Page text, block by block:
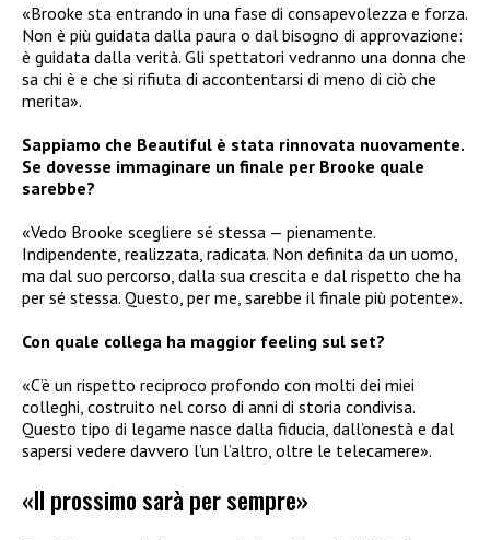
«Brooke sta entrando in una fase di consapevolezza e forza.
Non è più guidata dalla paura o dal bisogno di approvazione:
è guidata dalla verità. Gli spettatori vedranno una donna che
sa chi è e che si rifiuta di accontentarsi di meno di ciò che
merita».
Sappiamo che Beautiful è stata rinnovata nuovamente.
Se dovesse immaginare un finale per Brooke quale
sarebbe?
«Vedo Brooke scegliere sé stessa — pienamente.
Indipendente, realizzata, radicata. Non definita da un uomo,
ma dal suo percorso, dalla sua crescita e dal rispetto che ha
per sé stessa. Questo, per me, sarebbe il finale più potente».
Con quale collega ha maggior feeling sul set?
«C’è un rispetto reciproco profondo con molti dei miei
colleghi, costruito nel corso di anni di storia condivisa.
Questo tipo di legame nasce dalla fiducia, dall’onestà e dal
sapersi vedere davvero l’un l’altro, oltre le telecamere».
«Il prossimo sarà per sempre»